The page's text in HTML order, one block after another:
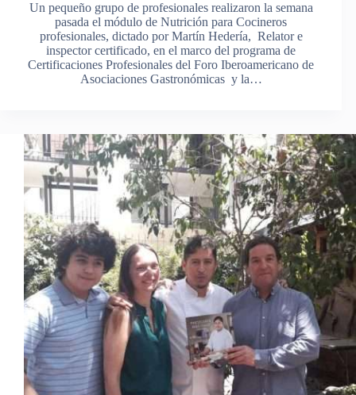
Un pequeño grupo de profesionales realizaron la semana
pasada el módulo de Nutrición para Cocineros
profesionales, dictado por Martín Hedería, Relator e
inspector certificado, en el marco del programa de
Certificaciones Profesionales del Foro Iberoamericano de
Asociaciones Gastronómicas y la…